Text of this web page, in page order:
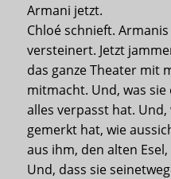
Armani jetzt.
Chloé schnieft.
versteinert. Jetzt
das ganze Theater mit
mitmacht. Und, was
alles verpasst hat.
gemerkt hat, wie
aus ihm, den alten
Und, dass sie